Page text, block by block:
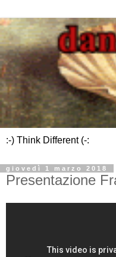
:-) Think Different (-:
giovedì 1 marzo 2018
Presentazione